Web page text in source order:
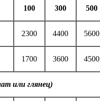
100 300 500
2300 4400 5600
1700 3600 4500
или глянец)